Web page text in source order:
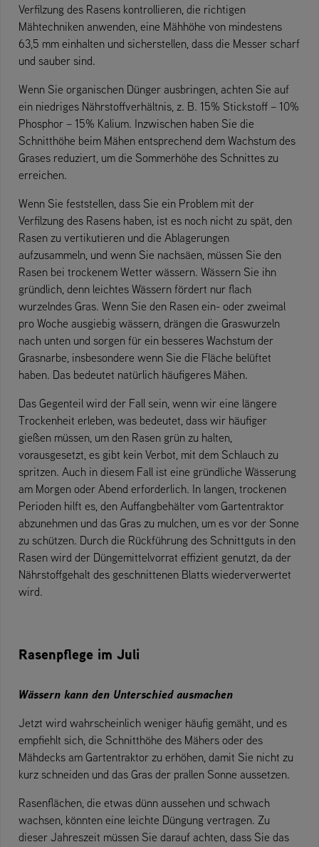
Verfilzung des Rasens kontrollieren, die richtigen
Mähtechniken anwenden, eine Mähhöhe von mindestens
63,5 mm einhalten und sicherstellen, dass die Messer scharf
und sauber sind.
Wenn Sie organischen Dünger ausbringen, achten Sie auf
ein niedriges Nährstoffverhältnis, z. B. 15% Stickstoff – 10%
Phosphor – 15% Kalium. Inzwischen haben Sie die
Schnitthöhe beim Mähen entsprechend dem Wachstum des
Grases reduziert, um die Sommerhöhe des Schnittes zu
erreichen.
Wenn Sie feststellen, dass Sie ein Problem mit der
Verfilzung des Rasens haben, ist es noch nicht zu spät, den
Rasen zu vertikutieren und die Ablagerungen
aufzusammeln, und wenn Sie nachsäen, müssen Sie den
Rasen bei trockenem Wetter wässern. Wässern Sie ihn
gründlich, denn leichtes Wässern fördert nur flach
wurzelndes Gras. Wenn Sie den Rasen ein- oder zweimal
pro Woche ausgiebig wässern, drängen die Graswurzeln
nach unten und sorgen für ein besseres Wachstum der
Grasnarbe, insbesondere wenn Sie die Fläche belüftet
haben. Das bedeutet natürlich häufigeres Mähen.
Das Gegenteil wird der Fall sein, wenn wir eine längere
Trockenheit erleben, was bedeutet, dass wir häufiger
gießen müssen, um den Rasen grün zu halten,
vorausgesetzt, es gibt kein Verbot, mit dem Schlauch zu
spritzen. Auch in diesem Fall ist eine gründliche Wässerung
am Morgen oder Abend erforderlich. In langen, trockenen
Perioden hilft es, den Auffangbehälter vom Gartentraktor
abzunehmen und das Gras zu mulchen, um es vor der Sonne
zu schützen. Durch die Rückführung des Schnittguts in den
Rasen wird der Düngemittelvorrat effizient genutzt, da der
Nährstoffgehalt des geschnittenen Blatts wiederverwertet
wird.
Rasenpflege im Juli
Wässern kann den Unterschied ausmachen
Jetzt wird wahrscheinlich weniger häufig gemäht, und es
empfiehlt sich, die Schnitthöhe des Mähers oder des
Mähdecks am Gartentraktor zu erhöhen, damit Sie nicht zu
kurz schneiden und das Gras der prallen Sonne aussetzen.
Rasenflächen, die etwas dünn aussehen und schwach
wachsen, könnten eine leichte Düngung vertragen. Zu
dieser Jahreszeit müssen Sie darauf achten, dass Sie das